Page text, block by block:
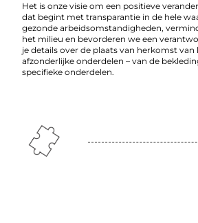
Het is onze visie om een positieve
dat begint met transparantie in de hele
gezonde arbeidsomstandigheden,
het milieu en bevorderen we een
je details over de plaats van herkomst
afzonderlijke onderdelen – van de
specifieke onderdelen.